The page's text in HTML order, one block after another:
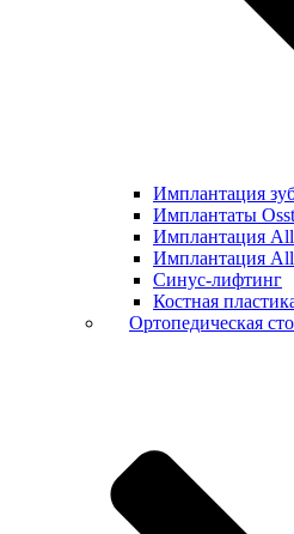
Имплантация
Имплантаты
Имплантация
Имплантация
Синус-лифтинг
Костная
Ортопедическая